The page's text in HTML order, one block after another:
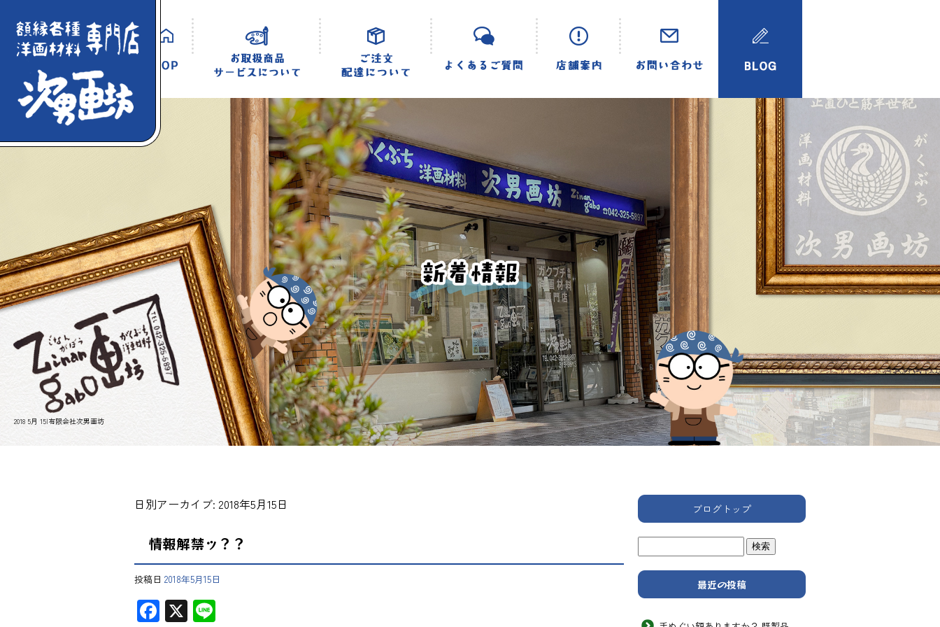
2018 5月 15|有限会社次男画坊
日別アーカイブ: 2018年5月15日
情報解禁ッ？？
投稿日 2018年5月15日
F X
ブログトップ
最近の投稿